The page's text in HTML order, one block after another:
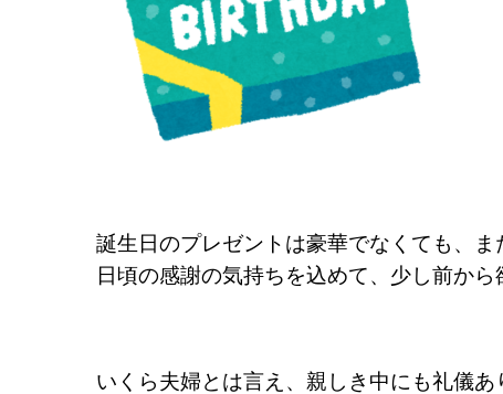
誕生日のプレゼントは豪華でなくても、ま
日頃の感謝の気持ちを込めて、少し前か
いくら夫婦とは言え、親しき中にも礼儀あ